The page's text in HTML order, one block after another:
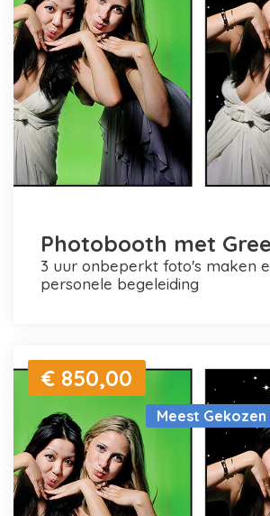
Photobooth met
3 uur onbeperkt foto's maken en printen +
personele begeleiding
Meest
€ 850,00